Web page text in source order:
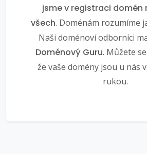
jsme v registraci domén
všech. Doménám rozumíme
Naši doménoví odborníci
Doménový Guru. Můžete
že vaše domény jsou u nás
rukou.